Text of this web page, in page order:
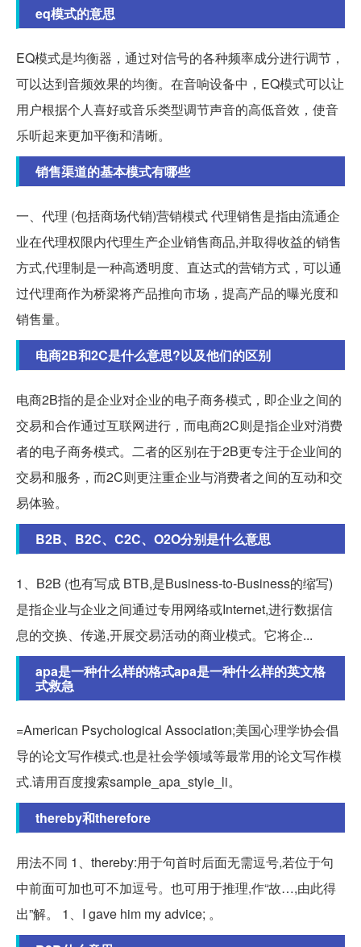
eq模式的意思
EQ模式是均衡器，通过对信号的各种频率成分进行调节，
可以达到音频效果的均衡。在音响设备中，EQ模式可以让
用户根据个人喜好或音乐类型调节声音的高低音效，使音
乐听起来更加平衡和清晰。
销售渠道的基本模式有哪些
一、代理 (包括商场代销)营销模式 代理销售是指由流通企
业在代理权限内代理生产企业销售商品,并取得收益的销售
方式,代理制是一种高透明度、直达式的营销方式，可以通
过代理商作为桥梁将产品推向市场，提高产品的曝光度和
销售量。
电商2B和2C是什么意思?以及他们的区别
电商2B指的是企业对企业的电子商务模式，即企业之间的
交易和合作通过互联网进行，而电商2C则是指企业对消费
者的电子商务模式。二者的区别在于2B更专注于企业间的
交易和服务，而2C则更注重企业与消费者之间的互动和交
易体验。
B2B、B2C、C2C、O2O分别是什么意思
1、B2B (也有写成 BTB,是Business-to-Business的缩写)
是指企业与企业之间通过专用网络或Internet,进行数据信
息的交换、传递,开展交易活动的商业模式。它将企...
apa是一种什么样的格式apa是一种什么样的英文格
式救急
=American Psychological Association;美国心理学协会倡
导的论文写作模式.也是社会学领域等最常用的论文写作模
式.请用百度搜索sample_apa_style_li。
thereby和therefore
用法不同 1、thereby:用于句首时后面无需逗号,若位于句
中前面可加也可不加逗号。也可用于推理,作“故…,由此得
出”解。 1、I gave him my advice; 。